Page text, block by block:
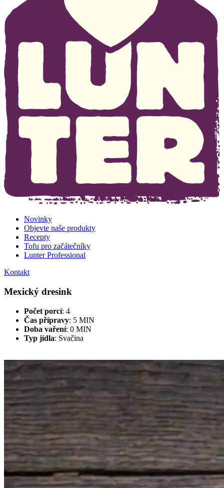
Novinky
Objevte naše produkty
Recepty
Tofu pro začátečníky
Lunter Professional
Kontakt
Mexický dresink
Počet porcí: 4
Čas přípravy: 5 MIN
Doba vaření: 0 MIN
Typ jídla: Svačina